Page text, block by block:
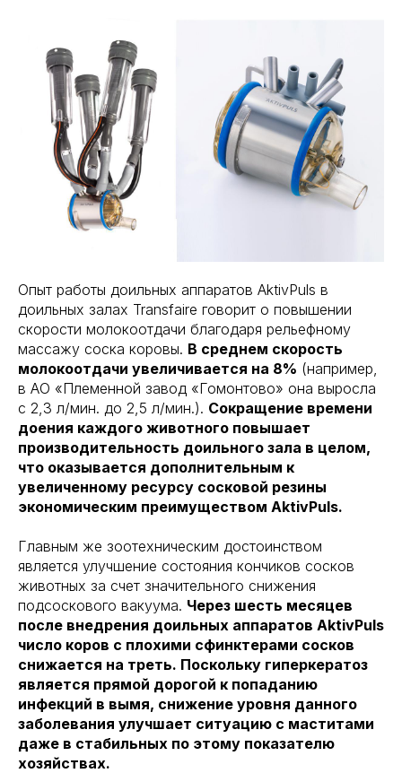
Опыт работы доильных аппаратов AktivPuls в
доильных залах Transfaire говорит о повышении
скорости молокоотдачи благодаря рельефному
массажу соска коровы. В среднем скорость
молокоотдачи увеличивается на 8% (например,
в АО «Племенной завод «Гомонтово» она выросла
с 2,3 л/мин. до 2,5 л/мин.). Сокращение времени
доения каждого животного повышает
производительность доильного зала в целом,
что оказывается дополнительным к
увеличенному ресурсу сосковой резины
экономическим преимуществом AktivPuls.
Главным же зоотехническим достоинством
является улучшение состояния кончиков сосков
животных за счет значительного снижения
подсоскового вакуума. Через шесть месяцев
после внедрения доильных аппаратов AktivPuls
число коров с плохими сфинктерами сосков
снижается на треть. Поскольку гиперкератоз
является прямой дорогой к попаданию
инфекций в вымя, снижение уровня данного
заболевания улучшает ситуацию с маститами
даже в стабильных по этому показателю
хозяйствах.